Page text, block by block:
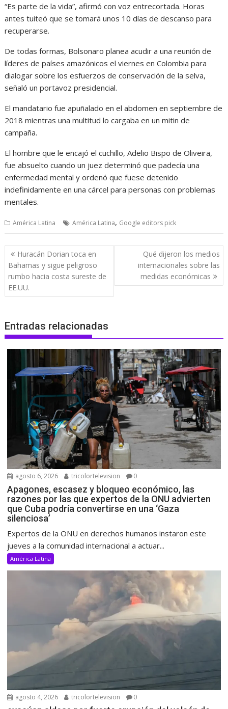
“Es parte de la vida”, afirmó con voz entrecortada. Horas
antes tuiteó que se tomará unos 10 días de descanso para
recuperarse.
De todas formas, Bolsonaro planea acudir a una reunión de
líderes de países amazónicos el viernes en Colombia para
dialogar sobre los esfuerzos de conservación de la selva,
señaló un portavoz presidencial.
El mandatario fue apuñalado en el abdomen en septiembre de
2018 mientras una multitud lo cargaba en un mitin de
campaña.
El hombre que le encajó el cuchillo, Adelio Bispo de Oliveira,
fue absuelto cuando un juez determinó que padecía una
enfermedad mental y ordenó que fuese detenido
indefinidamente en una cárcel para personas con problemas
mentales.
América Latina América Latina, Google editors pick
Navegación
de
entradas
Huracán Dorian toca en
Bahamas y sigue peligroso
rumbo hacia costa sureste de
EE.UU.
Qué dijeron los medios
internacionales sobre las
medidas económicas
Entradas relacionadas
agosto 6, 2026 tricolortelevision 0
Apagones, escasez y bloqueo económico, las
razones por las que expertos de la ONU advierten
que Cuba podría convertirse en una ‘Gaza
silenciosa’
Expertos de la ONU en derechos humanos instaron este
jueves a la comunidad internacional a actuar...
América Latina
agosto 4, 2026 tricolortelevision 0